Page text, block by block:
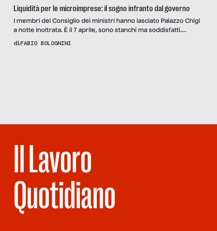
Liquidità per le microimprese: il sogno infranto dal governo
I membri del Consiglio dei ministri hanno lasciato Palazzo Chigi
a notte inoltrata. È il 7 aprile, sono stanchi ma soddisfatti.
Ancora combattuti se ascoltare l’invito alla cautela dei medici o
diFABIO BOLOGNINI
Il Lavoro
Quotidiano